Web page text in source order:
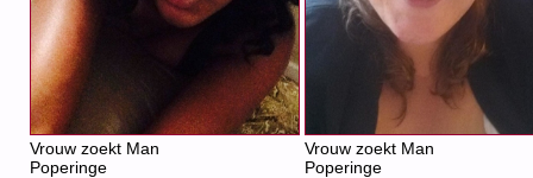
Vrouw zoekt Man
Poperinge
Vrouw zoekt Man
Poperinge